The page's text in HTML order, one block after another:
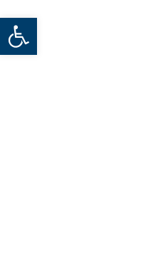
Werkzeugleiste öffnen